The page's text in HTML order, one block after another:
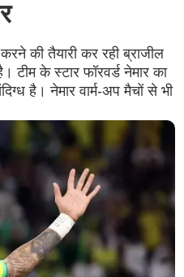
की तैयारी कर रही ब्राजील
टीम के स्टार फॉरवर्ड नेमार का
है। नेमार वार्म-अप मैचों से भी